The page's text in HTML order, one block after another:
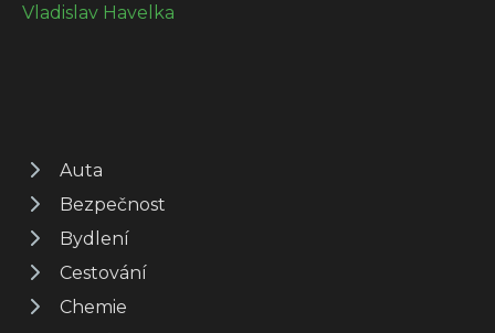
Vladislav Havelka
Auta
Bezpečnost
Bydlení
Cestování
Chemie